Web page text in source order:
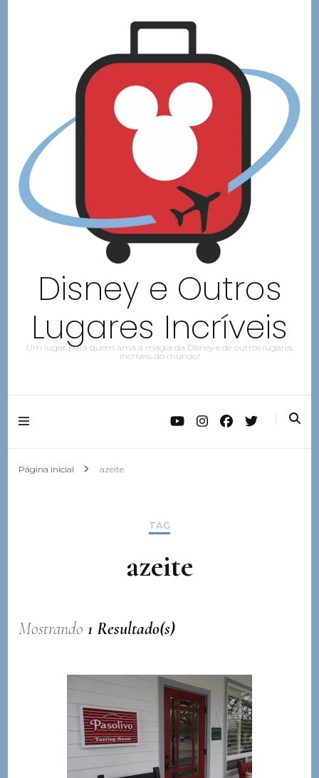
Disney e Outros
Lugares Incríveis
Um lugar para quem ama a magia da Disney e de outros lugares
Incríveis do mundo!
Página inicial azeite
TAG
azeite
Mostrando1 Resultado(s)